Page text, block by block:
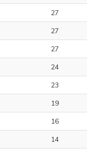
27
27
27
24
23
19
16
14